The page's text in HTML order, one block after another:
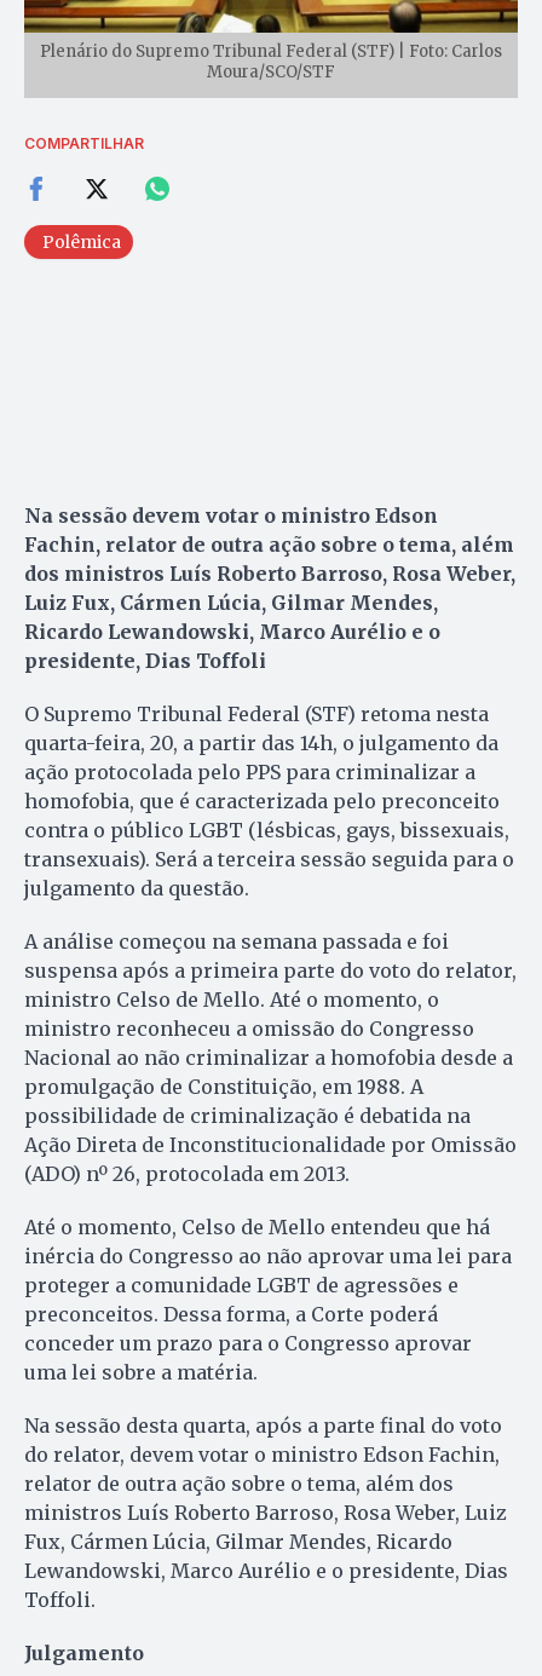
Plenário do Supremo Tribunal Federal (STF) | Foto: Carlos
Moura/SCO/STF
COMPARTILHAR
Polêmica
Na sessão devem votar o ministro Edson
Fachin, relator de outra ação sobre o tema, além
dos ministros Luís Roberto Barroso, Rosa Weber,
Luiz Fux, Cármen Lúcia, Gilmar Mendes,
Ricardo Lewandowski, Marco Aurélio e o
presidente, Dias Toffoli
O Supremo Tribunal Federal (STF) retoma nesta
quarta-feira, 20, a partir das 14h, o julgamento da
ação protocolada pelo PPS para criminalizar a
homofobia, que é caracterizada pelo preconceito
contra o público LGBT (lésbicas, gays, bissexuais,
transexuais). Será a terceira sessão seguida para o
julgamento da questão.
A análise começou na semana passada e foi
suspensa após a primeira parte do voto do relator,
ministro Celso de Mello. Até o momento, o
ministro reconheceu a omissão do Congresso
Nacional ao não criminalizar a homofobia desde a
promulgação de Constituição, em 1988. A
possibilidade de criminalização é debatida na
Ação Direta de Inconstitucionalidade por Omissão
(ADO) nº 26, protocolada em 2013.
Até o momento, Celso de Mello entendeu que há
inércia do Congresso ao não aprovar uma lei para
proteger a comunidade LGBT de agressões e
preconceitos. Dessa forma, a Corte poderá
conceder um prazo para o Congresso aprovar
uma lei sobre a matéria.
Na sessão desta quarta, após a parte final do voto
do relator, devem votar o ministro Edson Fachin,
relator de outra ação sobre o tema, além dos
ministros Luís Roberto Barroso, Rosa Weber, Luiz
Fux, Cármen Lúcia, Gilmar Mendes, Ricardo
Lewandowski, Marco Aurélio e o presidente, Dias
Toffoli.
Julgamento